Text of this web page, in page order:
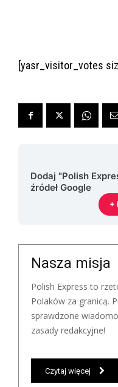
[yasr_visitor_votes
Dodaj "Polish
źródeł Google
+
Nasza misja
Polish Express to
Polaków za granicą.
sprawdzone
zasady redakcyjne!
Czytaj więcej